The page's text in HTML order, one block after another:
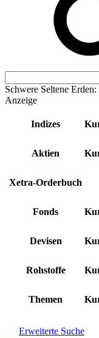
Schwere Seltene
Anzeige
Indizes
Aktien
Xetra-Orderbuch
Fonds
Devisen
Rohstoffe
Themen
Erweiterte Suche